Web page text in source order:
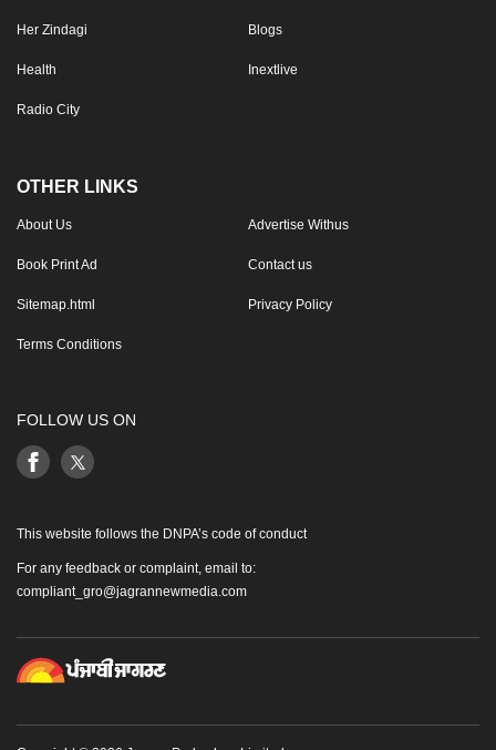
Her Zindagi Blogs
Health Inextlive
Radio City
OTHER LINKS
About Us Advertise Withus
Book Print Ad Contact us
Sitemap.html Privacy Policy
Terms Conditions
FOLLOW US ON
This website follows the DNPA’s code of conduct
For any feedback or complaint, email to:
compliant_gro@jagrannewmedia.com